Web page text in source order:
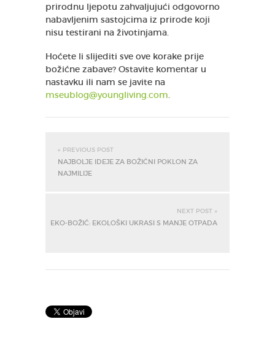
prirodnu ljepotu zahvaljujući odgovorno
nabavljenim sastojcima iz prirode koji
nisu testirani na životinjama.
Hoćete li slijediti sve ove korake prije
božićne zabave? Ostavite komentar u
nastavku ili nam se javite na
mseublog@youngliving.com.
« PREVIOUS POST
NAJBOLJE IDEJE ZA BOŽIĆNI POKLON ZA
NAJMILIJE
NEXT POST »
EKO-BOŽIĆ: EKOLOŠKI UKRASI S MANJE OTPADA